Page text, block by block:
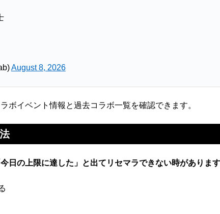
August 8, 2026
ボイベント情報と過去コラボ一覧を確認できます。
日の上限に達した」と出てリセマラできない時がありま